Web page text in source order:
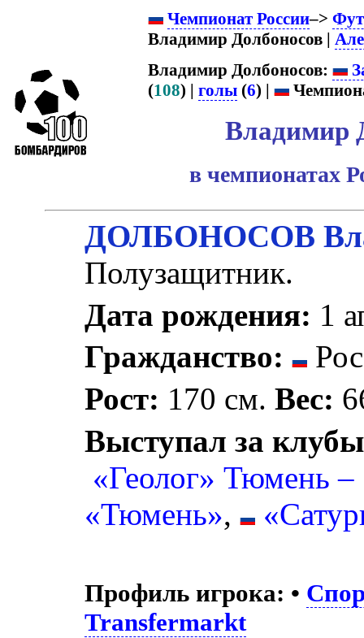
Чемпионат России–>
Владимир Долбоносов |
Владимир Долбоносов:
(108) | голы (6) |
Владимир
в чемпионатах
ДОЛБОНОСОВ
Полузащитник.
Дата рождения: 1
Гражданство:
Рост: 170 см.Вес:
Выступал за
«Геолог» Тюмень
«Тюмень»,
Профиль игрока: •
Transfermarkt